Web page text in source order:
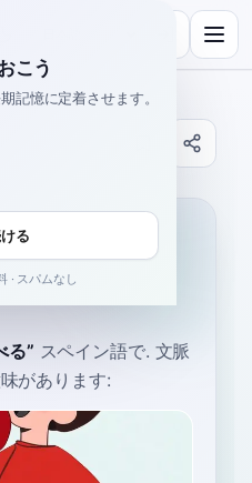
る” スペイン語で. 文脈
があります:
こう
記憶に定着させます。
る
· スパムなし